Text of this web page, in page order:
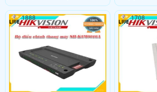
cửa vào ra.Lưu lượng đi lại hơn 35
người/phút. Chất liệu: Thép không
gỉ SUS304.Chiều rộng làn đường:
550mm.Đèn LED cho biết hướng đi
qua. Sản phẩm phù hợp cho các
công trình,công ty,văn phong,siêu thị
cửa vào
người/phút.
gỉ
550mm.Đèn
qua. Sản
công
1888 1708